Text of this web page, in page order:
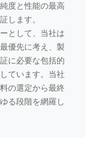
度と性能の最高
します。
として、当社は
優先に考え、製
に必要な包括的
ています。当社
の選定から最終
る段階を網羅し